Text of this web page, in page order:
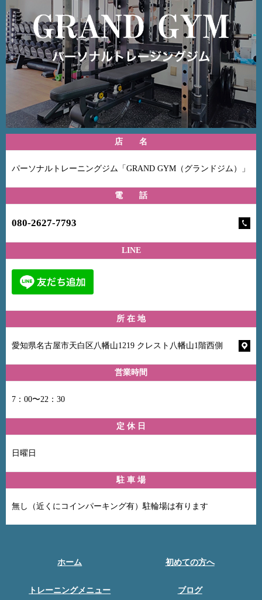
店 名
パーソナルトレーニングジム「GRAND GYM（グランドジム）」
電 話
080-2627-7793
LINE
所 在 地
愛知県名古屋市天白区八幡山1219 クレスト八幡山1階西側
営業時間
7：00〜22：30
定 休 日
日曜日
駐 車 場
無し（近くにコインパーキング有）駐輪場は有ります
ホーム 初めての方へ
トレーニングメニュー ブログ